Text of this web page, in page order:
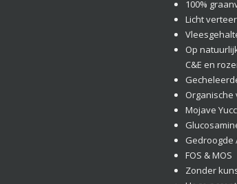
100%
Licht
Op
C&E en
Mojave
Gedroogde
FOS & MOS
Zonder